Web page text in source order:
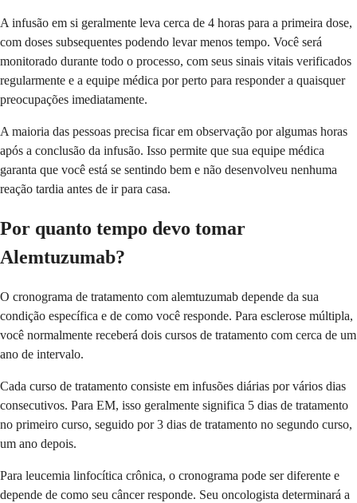
A infusão em si geralmente leva cerca de 4 horas para a primeira dose,
com doses subsequentes podendo levar menos tempo. Você será
monitorado durante todo o processo, com seus sinais vitais verificados
regularmente e a equipe médica por perto para responder a quaisquer
preocupações imediatamente.
A maioria das pessoas precisa ficar em observação por algumas horas
após a conclusão da infusão. Isso permite que sua equipe médica
garanta que você está se sentindo bem e não desenvolveu nenhuma
reação tardia antes de ir para casa.
Por quanto tempo devo tomar
Alemtuzumab?
O cronograma de tratamento com alemtuzumab depende da sua
condição específica e de como você responde. Para esclerose múltipla,
você normalmente receberá dois cursos de tratamento com cerca de um
ano de intervalo.
Cada curso de tratamento consiste em infusões diárias por vários dias
consecutivos. Para EM, isso geralmente significa 5 dias de tratamento
no primeiro curso, seguido por 3 dias de tratamento no segundo curso,
um ano depois.
Para leucemia linfocítica crônica, o cronograma pode ser diferente e
depende de como seu câncer responde. Seu oncologista determinará a